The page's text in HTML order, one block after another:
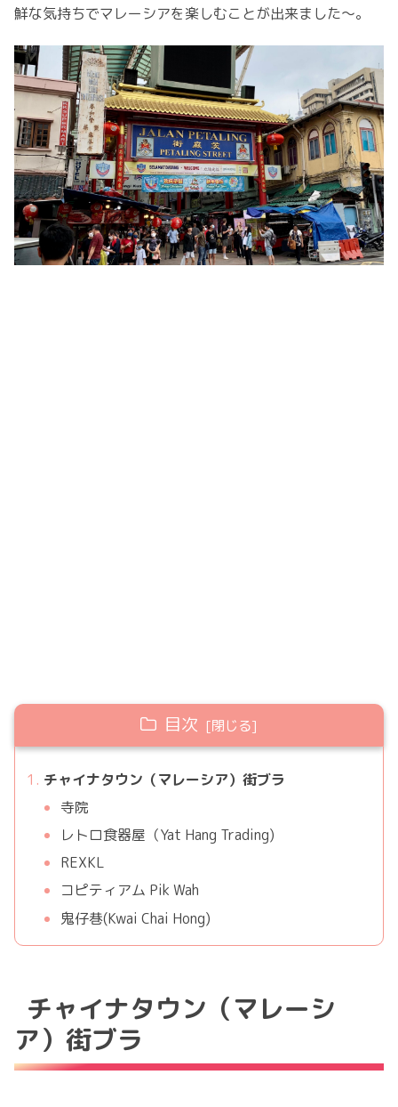
鮮な気持ちでマレーシアを楽しむことが出来ました〜。
目次
チャイナタウン（マレーシア）街ブラ
寺院
レトロ食器屋（Yat Hang Trading)
REXKL
コピティアム Pik Wah
鬼仔巷(Kwai Chai Hong)
チャイナタウン（マレーシ
ア）街ブラ